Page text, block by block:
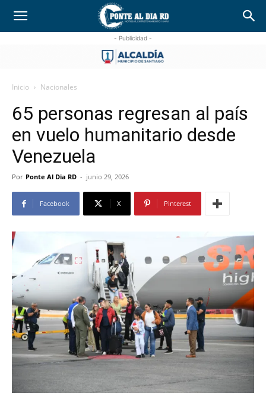
- Publicidad -
Inicio Nacionales
65 personas regresan al país
en vuelo humanitario desde
Venezuela
Por Ponte Al Dia RD - junio 29, 2026
Facebook X Pinterest